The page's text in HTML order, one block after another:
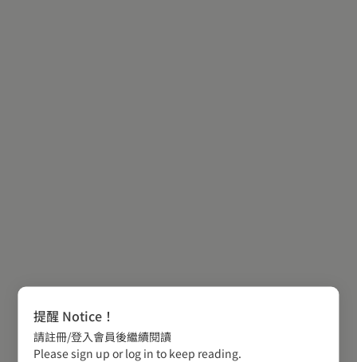
提醒 Notice！
請註冊/登入會員後繼續閱讀
Please sign up or log in to keep reading.